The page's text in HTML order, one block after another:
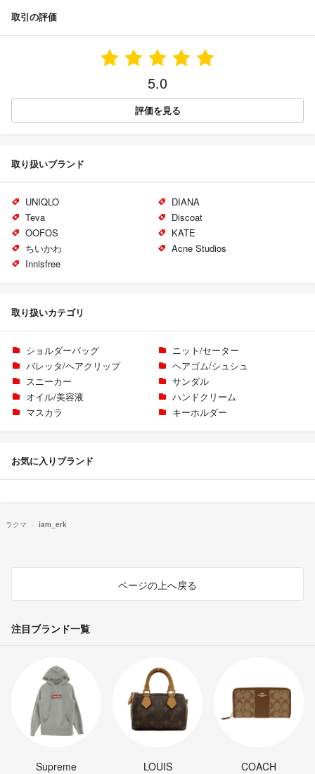
取引の評価
5.0
評価を見る
取り扱いブランド
UNIQLO
DIANA
Teva
Discoat
OOFOS
KATE
ちいかわ
Acne Studios
Innisfree
取り扱いカテゴリ
ショルダーバッグ
ニット/セーター
バレッタ/ヘアクリップ
ヘアゴム/シュシュ
スニーカー
サンダル
オイル/美容液
ハンドクリーム
マスカラ
キーホルダー
お気に入りブランド
ラクマ iam_erk
ページの上へ戻る
注目ブランド一覧
Supreme
LOUIS
COACH